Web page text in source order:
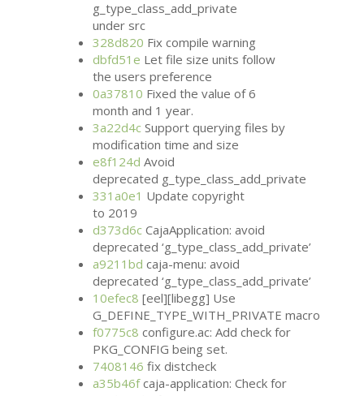
g_type_class_add_private
under src
328d820 Fix compile warning
dbfd51e Let file size units follow
the users preference
0a37810 Fixed the value of 6
month and 1 year.
3a22d4c Support querying files by
modification time and size
e8f124d Avoid
deprecated g_type_class_add_private
331a0e1 Update copyright
to 2019
d373d6c CajaApplication: avoid
deprecated ‘g_type_class_add_private’
a9211bd caja-menu: avoid
deprecated ‘g_type_class_add_private’
10efec8 [eel][libegg] Use
G_DEFINE_TYPE_WITH_PRIVATE macro
f0775c8 configure.ac: Add check for
PKG_CONFIG being set.
7408146 fix distcheck
a35b46fcaja-application: Check for